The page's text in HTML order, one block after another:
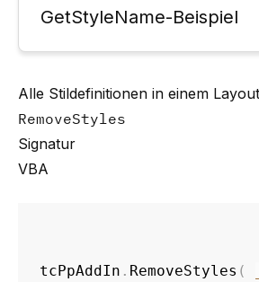
GetStyleName-Beispiel
Alle Stildefinitionen in einem
RemoveStyles
Signatur
VBA
tcPpAddIn . RemoveStyles (